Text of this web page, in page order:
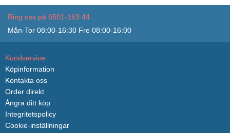
Ring oss på 0501-163 44
Mån-Tor 08:00-16:30 Fre 08:00-16:00
Kundservice
Köpinformation
Kontakta oss
Order direkt
Ångra ditt köp
Integritetspolicy
Cookie-inställningar